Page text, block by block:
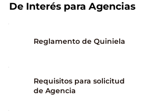
De Interés para Agencias
Reglamento de Quiniela
Requisitos para solicitud
de Agencia